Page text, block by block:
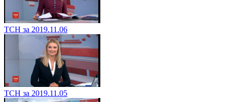
ТСН за 2019.11.06
ТСН за 2019.11.05